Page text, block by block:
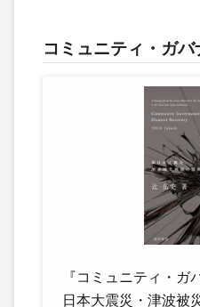
コミュニティ・ガ
『コミュニティ・
日本大震災・津波被